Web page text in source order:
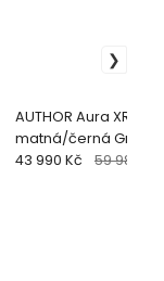
AUTHOR Aura XR7
matná/černá Gravel
43 990 Kč 59 989.09